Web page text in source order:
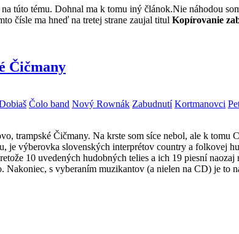
túto tému. Dohnal ma k tomu iný článok.Nie náhodou
čísle ma hneď na tretej strane zaujal titul Kopírovanie
Čičmany
Čolo band Nový Rownák Zabudnutí Kortmanovci
trampské Čičmany. Na krste som síce nebol, ale k tomu
je výberovka slovenských interprétov country a
10 uvedených hudobných telies a ich 19 piesní
s vyberaním muzikantov (a nielen na CD) je to